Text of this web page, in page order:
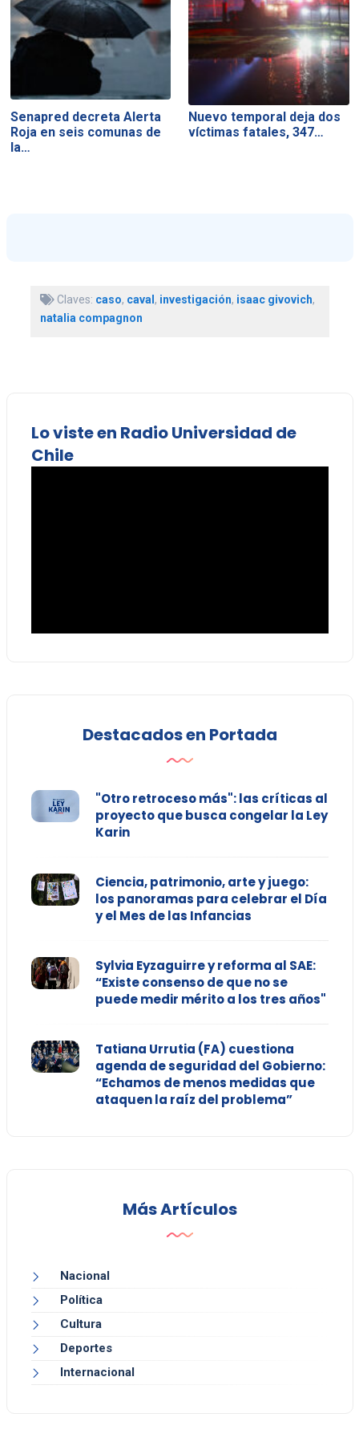
Senapred decreta Alerta
Roja en seis comunas de
la…
Nuevo temporal deja dos
víctimas fatales, 347…
Claves: caso, caval, investigación, isaac givovich,
natalia compagnon
Lo viste en Radio Universidad de
Chile
Destacados en Portada
"Otro retroceso más": las críticas al
proyecto que busca congelar la Ley
Karin
Ciencia, patrimonio, arte y juego:
los panoramas para celebrar el Día
y el Mes de las Infancias
Sylvia Eyzaguirre y reforma al SAE:
“Existe consenso de que no se
puede medir mérito a los tres años"
Tatiana Urrutia (FA) cuestiona
agenda de seguridad del Gobierno:
“Echamos de menos medidas que
ataquen la raíz del problema”
Más Artículos
Nacional
Política
Cultura
Deportes
Internacional